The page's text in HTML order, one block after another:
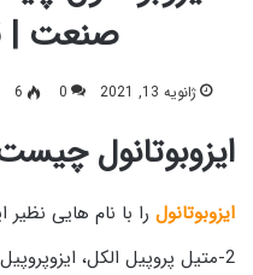
صنعت |
ژانویه 13, 2021 0
6
ایزوبوتانول
ایزوبوتانول